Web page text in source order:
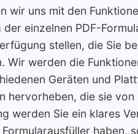
wir uns mit den
einzelnen PDF-
stellen, die Sie
Wir werden die
Geräten und
hervorheben, die sie
werden Sie ein klares
haben,